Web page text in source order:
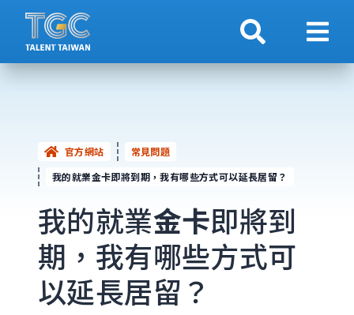
搜索 顯示
官方網站
常見問題
我的就業金卡即將到期，我有哪些方式可以延長居留？
我的就業金卡即將到
期，我有哪些方式可
以延長居留？